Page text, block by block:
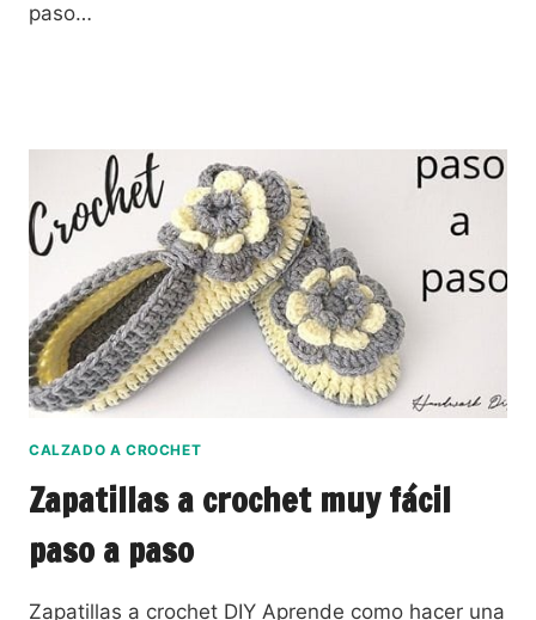
paso…
CALZADO A CROCHET
Zapatillas a crochet muy fácil
paso a paso
Zapatillas a crochet DIY Aprende como hacer una